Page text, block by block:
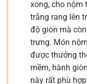
xong, cho nộm
trắng rang lên
độ giòn mà
trưng. Món
được thưởng
mềm, hành
này rất phù